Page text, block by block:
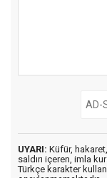
UYARI: Küfür,
saldırı içeren, imla
Türkçe karakter